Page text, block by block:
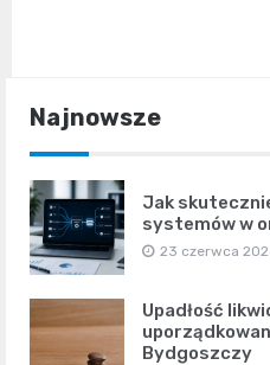
Najnowsze
Jak
systemów w
23 czerwca
Upadłość
Bydgoszczy